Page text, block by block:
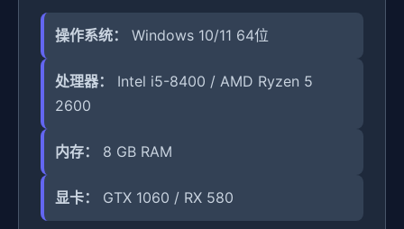
操作系统： Windows 10/11 64位
处理器：
Intel i5-8400 / AMD Ryzen 5
2600
内存： 8 GB RAM
显卡： GTX 1060 / RX 580